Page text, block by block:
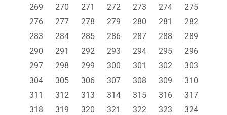
269
270 271 272 273 274
275
276
277 278 279 280 281
282
283
284 285 286 287 288
289
290
291 292 293 294 295
296
297
298 299 300 301 302
303
304
305 306 307 308 309
310
311
312 313 314 315 316
317
318
319 320 321 322 323
324